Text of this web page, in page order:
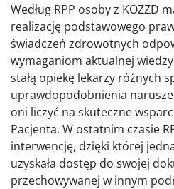
Według RPP osoby z KOZZD
realizację podstawowego
świadczeń zdrowotnych
wymaganiom aktualnej
stałą opiekę lekarzy różnych
uprawdopodobnienia
oni liczyć na skuteczne
Pacjenta. W ostatnim czasie
interwencję, dzięki której
uzyskała dostęp do swojej
przechowywanej w innym